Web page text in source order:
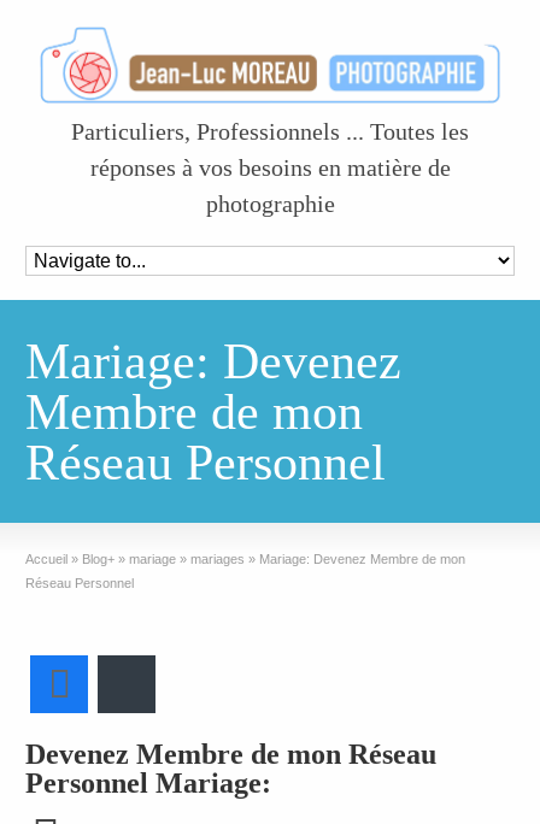
Particuliers, Professionnels ... Toutes les
réponses à vos besoins en matière de
photographie
Mariage: Devenez
Membre de mon
Réseau Personnel
Accueil » Blog+ » mariage » mariages » Mariage: Devenez Membre de mon
Réseau Personnel
Devenez Membre de mon Réseau
Personnel Mariage: